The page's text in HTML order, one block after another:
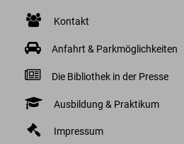
Kontakt
Anfahrt & Parkmöglichkeiten
Die Bibliothek in der Presse
Ausbildung & Praktikum
Impressum